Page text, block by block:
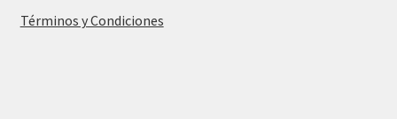
Términos y Condiciones